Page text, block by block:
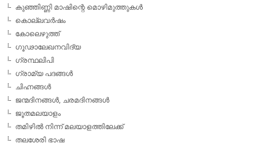
കുഞ്ഞിണ്ണി മാഷിന്റെ മൊഴിമുത്തുകള്‍
കൊല്ലവര്‍ഷം
കോലെഴുത്ത്
ഗൂഢാലേഖനവിദ്യ
ഗ്രന്ഥലിപി
ഗ്രാമ്യ പദങ്ങള്‍
ചിഹ്നങ്ങള്‍
ജന്മദിനങ്ങള്‍, ചരമദിനങ്ങള്‍
ജൂതമലയാളം
തമിഴില്‍ നിന്ന് മലയാളത്തിലേക്ക്
തലശേരി ഭാഷ